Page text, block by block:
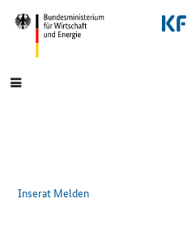
SrOnlyNavigation
Hauptmenü
Inserat Melden